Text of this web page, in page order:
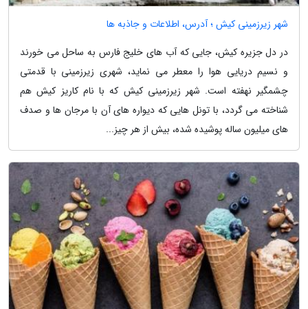
شهر زیرزمینی کیش ؛ آدرس، اطلاعات و جاذبه ها
در دل جزیره کیش، جایی که آب های خلیج فارس به ساحل می خورند
و نسیم دریایی هوا را معطر می نماید، شهری زیرزمینی با قدمتی
چشمگیر نهفته است. شهر زیرزمینی کیش که با نام کاریز کیش هم
شناخته می گردد، با تونل هایی که دیواره های آن با مرجان ها و صدف
های میلیون ساله پوشیده شده، بیش از هر چیز...